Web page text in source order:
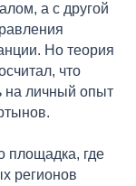
а с другой
Но теория
что
на личный опыт
площадка, где
регионов